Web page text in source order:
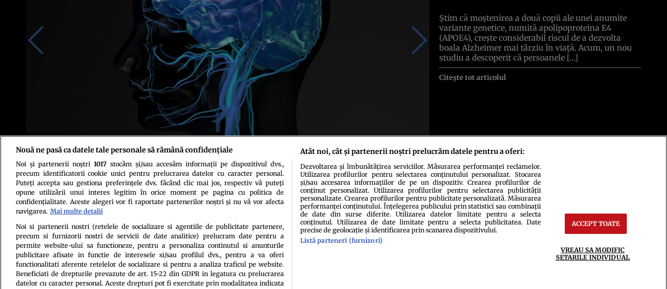
Foto: Shutterstock
Știm că moștenirea a două copii ale unei anumite
variante genetice, numită apolipoproteina E4
(APOE4), crește considerabil riscul de a dezvolta
boala Alzheimer mai târziu în viață. Acum, un nou
studiu a descoperit că persoanele […]
Citește tot articolul
Politica de confidenţialitatePolitica de cookiesTermeni şi condiţii Echipa redacțională ContactSetări Cookies
Nouă ne pasă ca datele tale personale să rămână confidențiale
Noi și partenerii noștri 1017stocăm și/sau accesăm informații pe dispozitivul dvs.,
precum identificatorii cookie unici pentru prelucrarea datelor cu caracter personal.
Puteți accepta sau gestiona preferințele dvs. făcând clic mai jos, respectiv vă puteți
opune utilizării unui interes legitim în orice moment pe pagina cu politica de
confidențialitate. Aceste alegeri vor fi raportate partenerilor noștri și nu vă vor afecta
navigarea. Mai multe detalii
Noi si partenerii nostri (retelele de socializare si agentiile de publicitate partenere,
precum si furnizorii nostri de servicii de date analitice) prelucram date pentru a
permite website-ului sa functioneze, pentru a personaliza continutul si anunturile
publicitare afisate in functie de interesele si/sau profilul dvs., pentru a va oferi
functionalitati aferente retelelor de socializare si pentru a analiza traficul pe website.
Beneficiati de drepturile prevazute de art. 15-22 din GDPR in legatura cu prelucrarea
datelor cu caracter personal. Aceste drepturi pot fi exercitate prin modalitatea indicata
Atât noi, cât și partenerii noștri prelucrăm datele pentru a oferi:
Dezvoltarea și îmbunătățirea serviciilor. Măsurarea performanței reclamelor.
Utilizarea profilurilor pentru selectarea conținutului personalizat. Stocarea
și/sau accesarea informațiilor de pe un dispozitiv. Crearea profilurilor de
conținut personalizat. Utilizarea profilurilor pentru selectarea publicității
personalizate. Crearea profilurilor pentru publicitate personalizată. Măsurarea
performanței conținutului. Înțelegerea publicului prin statistici sau combinații
de date din surse diferite. Utilizarea datelor limitate pentru a selecta
conținutul. Utilizarea de date limitate pentru a selecta publicitatea. Date
precise de geolocație și identificarea prin scanarea dispozitivului.
Listă parteneri (furnizori)
ACCEPT TOATE
VREAU SA MODIFIC
SETARILE INDIVIDUAL